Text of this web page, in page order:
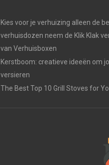
Kies voor je verhuizing alleen de
verhuisdozen neem de Klik Klak
van Verhuisboxen
Kerstboom: creatieve ideeën om
versieren
The Best Top 10 Grill Stoves for